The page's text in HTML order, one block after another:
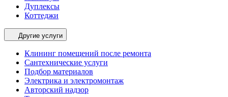
Дуплексы
Коттеджи
Другие услуги
Клининг помещений после ремонта
Сантехнические услуги
Подбор материалов
Электрика и электромонтаж
Авторский надзор